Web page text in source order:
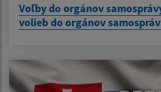
Voľby do orgánov
volieb do orgánov